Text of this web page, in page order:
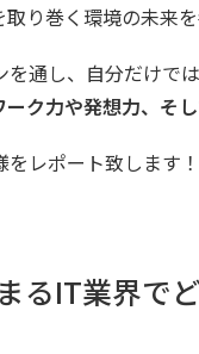
り巻く環境の未来
通し、自分だけで
ク力や発想力、そ
レポート致します！
るIT業界で